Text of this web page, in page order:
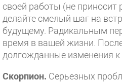
своей работы (не приносит
делайте смелый шаг на
будущему. Радикальным
время в вашей жизни.
долгожданные изменения к
Скорпион. Серьезных